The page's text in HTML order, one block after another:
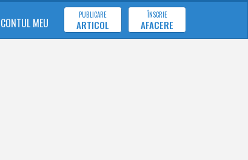
CONTUL MEU
PUBLICARE
ARTICOL
ÎNSCRIE
AFACERE